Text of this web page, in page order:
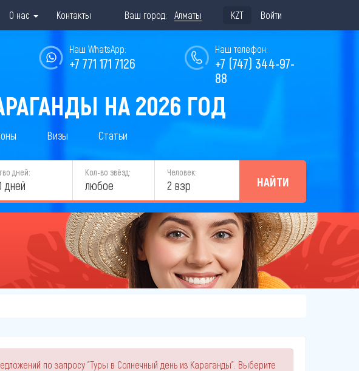
О нас Контакты Ваш город: Алматы KZT Войти
Наш телефон:
+7 (747) 344-97-
88
Наш WhatsApp:
+7 771 171 7126
НА 2026 ГОД
Визы Статьи
дней:
дней
Кол-во звёзд:
любое
Человек:
2 взр НАЙТИ
по запросу "Туры в Солнечный день из Караганды". Выберите